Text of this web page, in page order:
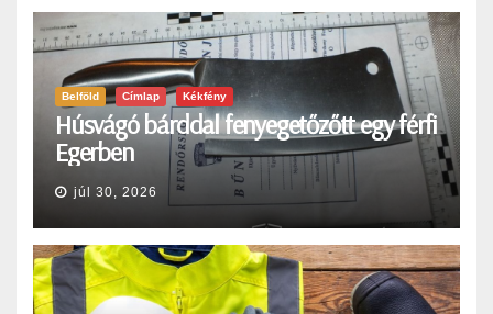
Belföld Címlap Kékfény
Húsvágó bárddal fenyegetőzőtt egy férfi
Egerben
júl 30, 2026